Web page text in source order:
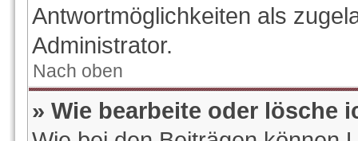
Antwortmöglichkeiten als
Administrator.
Nach oben
» Wie bearbeite oder lösche